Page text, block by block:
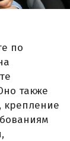
по
также
крепление